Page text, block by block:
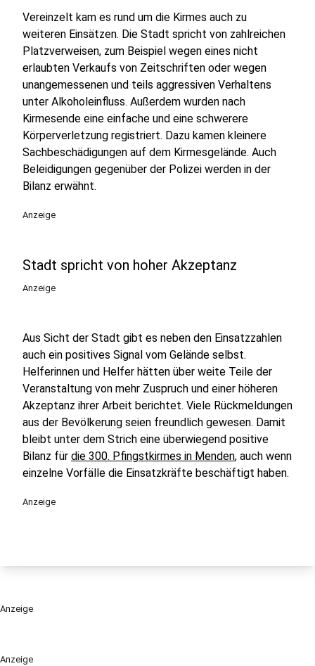
Anzeige
Vereinzelt kam es rund um die Kirmes auch zu
weiteren Einsätzen. Die Stadt spricht von zahlreichen
Platzverweisen, zum Beispiel wegen eines nicht
erlaubten Verkaufs von Zeitschriften oder wegen
unangemessenen und teils aggressiven Verhaltens
unter Alkoholeinfluss. Außerdem wurden nach
Kirmesende eine einfache und eine schwerere
Körperverletzung registriert. Dazu kamen kleinere
Sachbeschädigungen auf dem Kirmesgelände. Auch
Beleidigungen gegenüber der Polizei werden in der
Bilanz erwähnt.
Anzeige
Stadt spricht von hoher Akzeptanz
Anzeige
Aus Sicht der Stadt gibt es neben den Einsatzzahlen
auch ein positives Signal vom Gelände selbst.
Helferinnen und Helfer hätten über weite Teile der
Veranstaltung von mehr Zuspruch und einer höheren
Akzeptanz ihrer Arbeit berichtet. Viele Rückmeldungen
aus der Bevölkerung seien freundlich gewesen. Damit
bleibt unter dem Strich eine überwiegend positive
Bilanz für die 300. Pfingstkirmes in Menden, auch wenn
einzelne Vorfälle die Einsatzkräfte beschäftigt haben.
Anzeige
Anzeige